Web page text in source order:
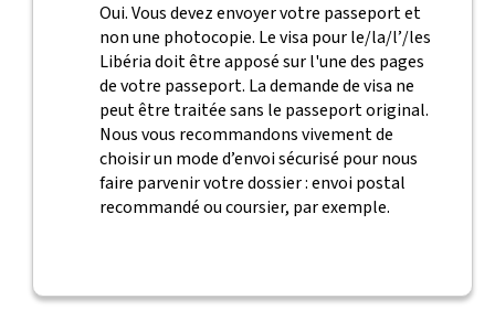
Oui. Vous devez envoyer votre passeport et
non une photocopie. Le visa pour le/la/l’/les
Libéria doit être apposé sur l'une des pages
de votre passeport. La demande de visa ne
peut être traitée sans le passeport original.
Nous vous recommandons vivement de
choisir un mode d’envoi sécurisé pour nous
faire parvenir votre dossier : envoi postal
recommandé ou coursier, par exemple.